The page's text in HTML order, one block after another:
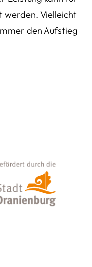
werden. Vielleicht
den Aufstieg